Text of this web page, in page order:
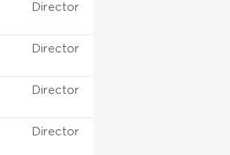
Director
Director
Director
Director